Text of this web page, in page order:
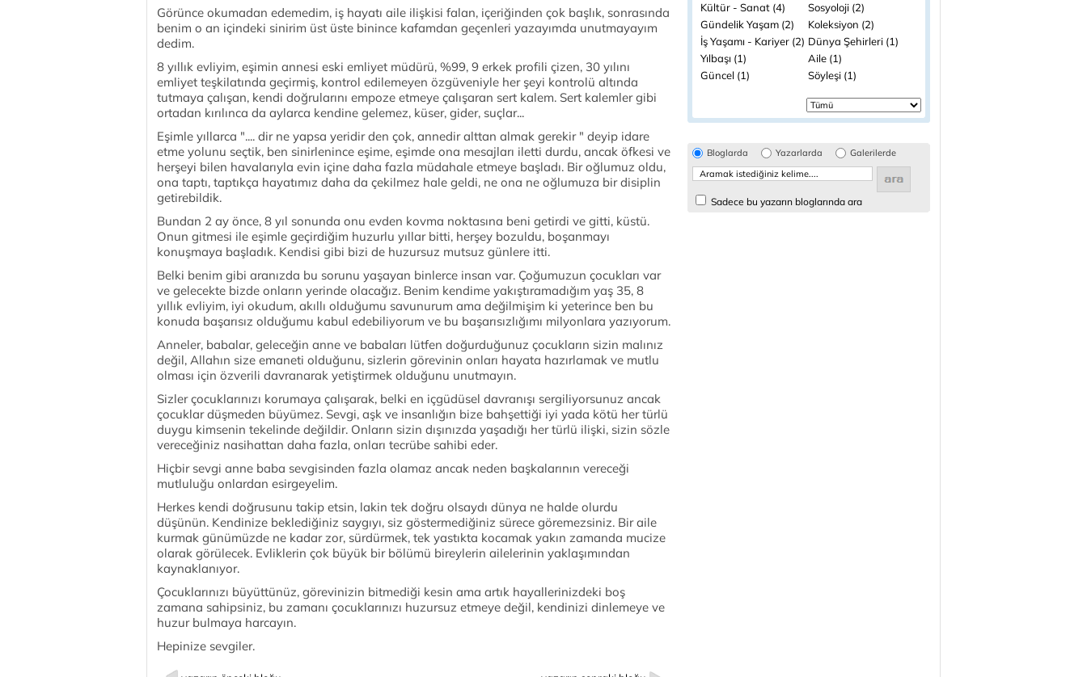
Görünce okumadan edemedim, iş hayatı aile ilişkisi falan, içeriğinden çok başlık, sonrasında
benim o an içindeki sinirim üst üste binince kafamdan geçenleri yazayımda unutmayayım
dedim.
8 yıllık evliyim, eşimin annesi eski emliyet müdürü, %99, 9 erkek profili çizen, 30 yılını
emliyet teşkilatında geçirmiş, kontrol edilemeyen özgüveniyle her şeyi kontrolü altında
tutmaya çalışan, kendi doğrularını empoze etmeye çalışaran sert kalem. Sert kalemler gibi
ortadan kırılınca da aylarca kendine gelemez, küser, gider, suçlar...
Eşimle yıllarca ".... dir ne yapsa yeridir den çok, annedir alttan almak gerekir " deyip idare
etme yolunu seçtik, ben sinirlenince eşime, eşimde ona mesajları iletti durdu, ancak öfkesi ve
herşeyi bilen havalarıyla evin içine daha fazla müdahale etmeye başladı. Bir oğlumuz oldu,
ona taptı, taptıkça hayatımız daha da çekilmez hale geldi, ne ona ne oğlumuza bir disiplin
getirebildik.
Bundan 2 ay önce, 8 yıl sonunda onu evden kovma noktasına beni getirdi ve gitti, küstü.
Onun gitmesi ile eşimle geçirdiğim huzurlu yıllar bitti, herşey bozuldu, boşanmayı
konuşmaya başladık. Kendisi gibi bizi de huzursuz mutsuz günlere itti.
Belki benim gibi aranızda bu sorunu yaşayan binlerce insan var. Çoğumuzun çocukları var
ve gelecekte bizde onların yerinde olacağız. Benim kendime yakıştıramadığım yaş 35, 8
yıllık evliyim, iyi okudum, akıllı olduğumu savunurum ama değilmişim ki yeterince ben bu
konuda başarısız olduğumu kabul edebiliyorum ve bu başarısızlığımı milyonlara yazıyorum.
Anneler, babalar, geleceğin anne ve babaları lütfen doğurduğunuz çocukların sizin malınız
değil, Allahın size emaneti olduğunu, sizlerin görevinin onları hayata hazırlamak ve mutlu
olması için özverili davranarak yetiştirmek olduğunu unutmayın.
Sizler çocuklarınızı korumaya çalışarak, belki en içgüdüsel davranışı sergiliyorsunuz ancak
çocuklar düşmeden büyümez. Sevgi, aşk ve insanlığın bize bahşettiği iyi yada kötü her türlü
duygu kimsenin tekelinde değildir. Onların sizin dışınızda yaşadığı her türlü ilişki, sizin sözle
vereceğiniz nasihattan daha fazla, onları tecrübe sahibi eder.
Hiçbir sevgi anne baba sevgisinden fazla olamaz ancak neden başkalarının vereceği
mutluluğu onlardan esirgeyelim.
Herkes kendi doğrusunu takip etsin, lakin tek doğru olsaydı dünya ne halde olurdu
düşünün. Kendinize beklediğiniz saygıyı, siz göstermediğiniz sürece göremezsiniz. Bir aile
kurmak günümüzde ne kadar zor, sürdürmek, tek yastıkta kocamak yakın zamanda mucize
olarak görülecek. Evliklerin çok büyük bir bölümü bireylerin ailelerinin yaklaşımından
kaynaklanıyor.
Çocuklarınızı büyüttünüz, görevinizin bitmediği kesin ama artık hayallerinizdeki boş
zamana sahipsiniz, bu zamanı çocuklarınızı huzursuz etmeye değil, kendinizi dinlemeye ve
huzur bulmaya harcayın.
Hepinize sevgiler.
Kültür - Sanat (4)
Sosyoloji (2)
Gündelik Yaşam (2)
Koleksiyon (2)
İş Yaşamı - Kariyer (2) Dünya Şehirleri (1)
Yılbaşı (1)
Aile (1)
Güncel (1)
Söyleşi (1)
Bloglarda Yazarlarda Galerilerde
Sadece bu yazarın bloglarında ara